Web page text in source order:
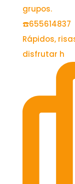
grupos.
☎️655614837
Rápidos,
disfrutar h